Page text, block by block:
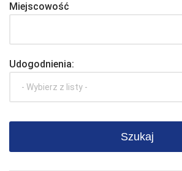
Miejscowość
Udogodnienia:
- Wybierz z listy -